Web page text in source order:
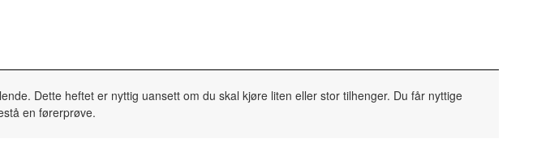
Dette heftet er nyttig uansett om du skal kjøre liten eller stor tilhenger. Du får nyttige
en førerprøve.